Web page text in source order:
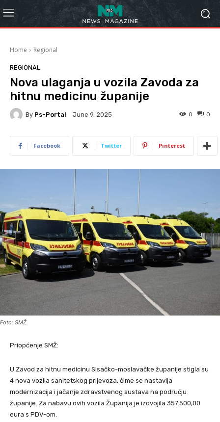
Home Regional
REGIONAL
Nova ulaganja u vozila Zavoda za
hitnu medicinu županije
By Ps-Portal June 9, 2025 0
0
Facebook Twitter Pinterest
Foto: SMŽ
Priopćenje SMŽ:
U Zavod za hitnu medicinu Sisačko-moslavačke županije stigla su
4 nova vozila sanitetskog prijevoza, čime se nastavlja
modernizacija i jačanje zdravstvenog sustava na području
županije. Za nabavu ovih vozila Županija je izdvojila 357.500,00
eura s PDV-om.